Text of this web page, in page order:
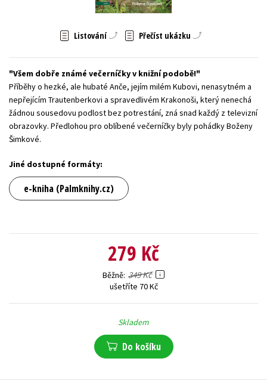
Zahraniční literatura
Všechny tituly
Listování Přečíst ukázku
Všem dobře známé večerníčky v knižní podobě!
Příběhy o hezké, ale hubaté Anče, jejím milém Kubovi, nenasytném a
nepřejícím Trautenberkovi a spravedlivém Krakonoši, který nenechá
žádnou sousedovu podlost bez potrestání, zná snad každý z televizní
obrazovky. Předlohou pro oblíbené večerníčky byly pohádky Boženy
Šimkové.
Jiné dostupné formáty:
e-kniha (Palmknihy.cz)
279 Kč
Běžně 349 Kč
ušetříte 70 Kč
Skladem
Do košíku